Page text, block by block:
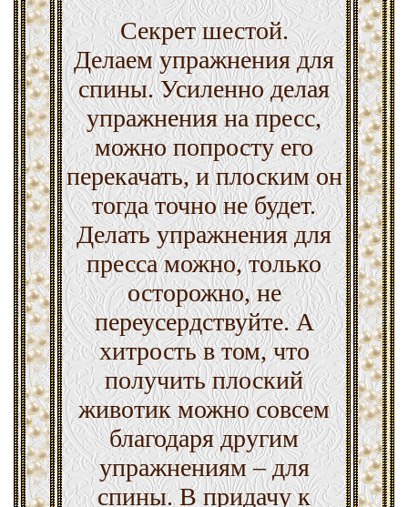
Секрет шестой.
Делаем упражнения для
спины. Усиленно делая
упражнения на пресс,
можно попросту его
перекачать, и плоским он
тогда точно не будет.
Делать упражнения для
пресса можно, только
осторожно, не
переусердствуйте. А
хитрость в том, что
получить плоский
животик можно совсем
благодаря другим
упражнениям – для
спины. В придачу к